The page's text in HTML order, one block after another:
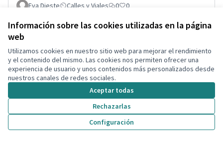
Información sobre las cookies utilizadas en la página
web
Utilizamos cookies en nuestro sitio web para mejorar el rendimiento
y el contenido del mismo. Las cookies nos permiten ofrecer una
experiencia de usuario y unos contenidos más personalizados desde
nuestros canales de redes sociales.
Aceptar todas
Rechazarlas
Configuración
Eva Dieste Calles y Viales 0 0
Remodelació total de la plaça de
Acceptada